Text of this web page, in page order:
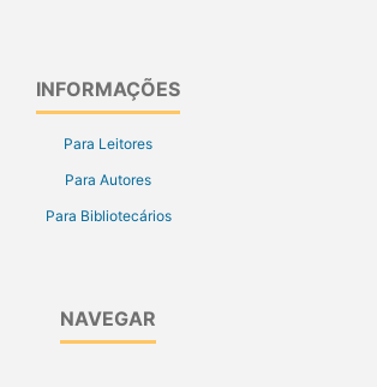
INFORMAÇÕES
Para Leitores
Para Autores
Para Bibliotecários
NAVEGAR